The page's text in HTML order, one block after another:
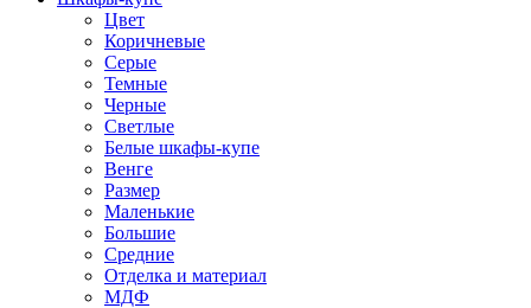
Цвет
Коричневые
Серые
Темные
Черные
Светлые
Белые шкафы-купе
Венге
Размер
Маленькие
Большие
Средние
Отделка и материал
МДФ